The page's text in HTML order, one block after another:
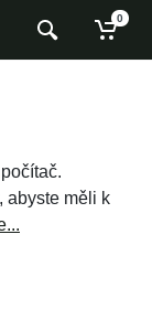
0
abyste měli k